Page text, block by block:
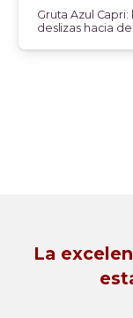
Gruta Azul
deslizas hacia
La